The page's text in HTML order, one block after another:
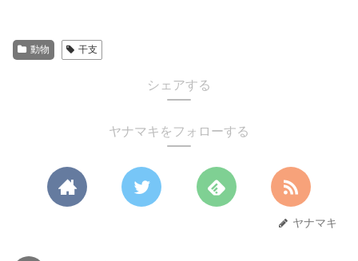
動物 干支
シェアする
ヤナマキをフォローする
ヤナマキ